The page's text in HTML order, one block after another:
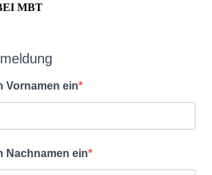
MBT
Vornamen ein
Nachnamen ein